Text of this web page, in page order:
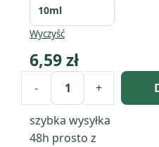
Wyczyść
6,59zł
- +
szybka wysyłka
48h prosto z